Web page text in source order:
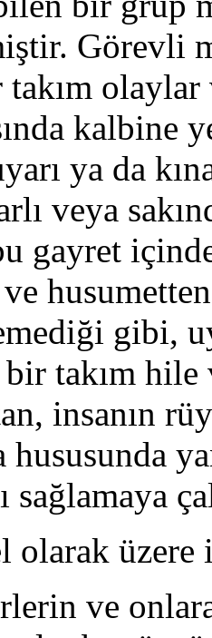
Görevli
takım
ya da
veya
gayret
gibi,
bir takım
insanın
sağlamaya
olarak üzere
ve